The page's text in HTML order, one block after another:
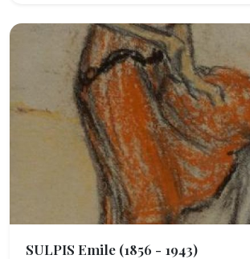
SULPIS Emile (1856 - 1943)